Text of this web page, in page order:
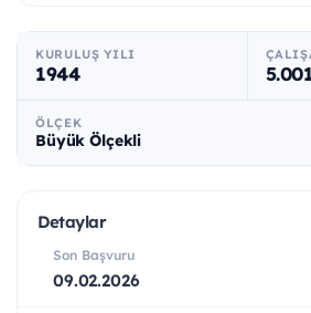
KURULUŞ YILI
1944
ÖLÇEK
Büyük Ölçekli
Detaylar
Son Başvuru
09.02.2026